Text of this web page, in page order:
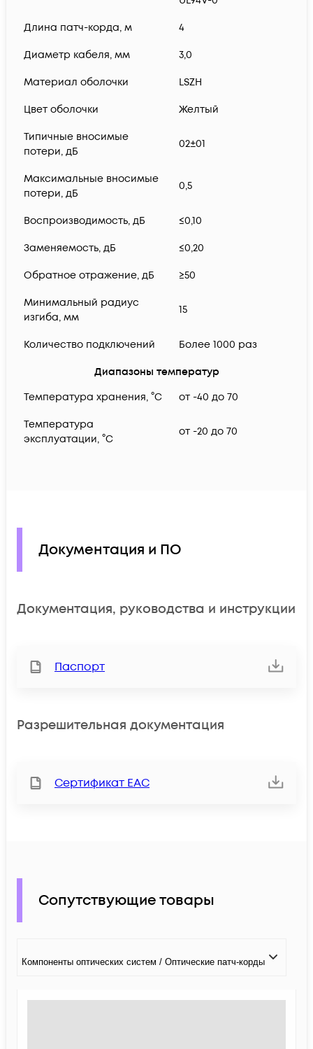
Длина патч-корда, м 4
Диаметр кабеля, мм 3,0
Материал оболочки LSZH
Цвет оболочки Желтый
Типичные вносимые
потери, дБ
02±01
Максимальные вносимые
потери, дБ
0,5
Воспроизводимость, дБ ≤0,10
Заменяемость, дБ ≤0,20
Обратное отражение, дБ ≥50
Минимальный радиус
изгиба, мм
15
Количество подключений Более 1000 раз
Диапазоны температур
Температура хранения, °C
от -40 до 70
Температура
эксплуатации, °C
от -20 до 70
Документация и ПО
Документация, руководства и инструкции
Паспорт
Разрешительная документация
Сертификат ЕАС
Сопутствующие товары
Компоненты оптических систем / Оптические патч-корды